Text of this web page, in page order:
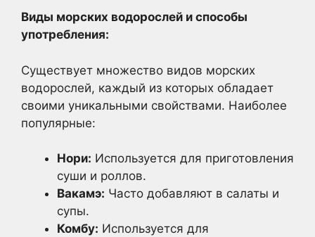
Виды морских водорослей и способы
употребления:
Существует множество видов морских
водорослей, каждый из которых обладает
своими уникальными свойствами. Наиболее
популярные:
Нори: Используется для приготовления
суши и роллов.
Вакамэ: Часто добавляют в салаты и
супы.
Комбу: Используется для